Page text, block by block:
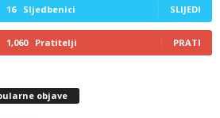
16 Sljedbenici SLIJEDI
1,060 Pratitelji PRATI
objave